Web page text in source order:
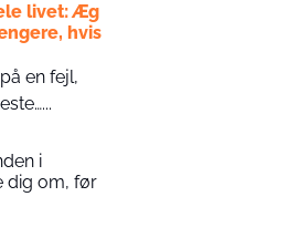
livet: Æg
hvis
en fejl,
i
dig om, før